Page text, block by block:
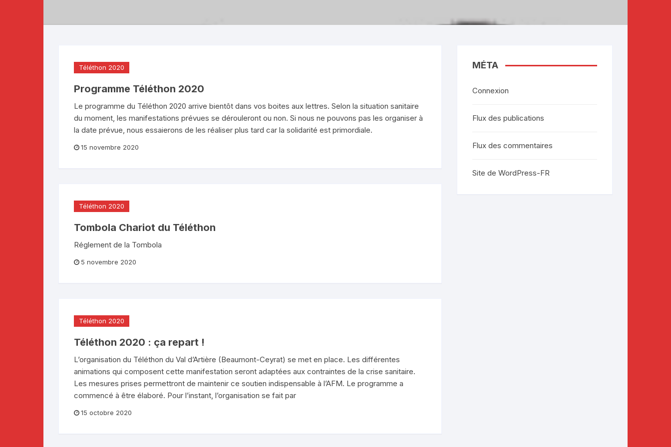
Téléthon 2017
Téléthon 2020
Programme Téléthon 2020
Le programme du Téléthon 2020 arrive bientôt dans vos boites aux lettres. Selon la situation sanitaire
du moment, les manifestations prévues se dérouleront ou non. Si nous ne pouvons pas les organiser à
la date prévue, nous essaierons de les réaliser plus tard car la solidarité est primordiale.
15 novembre 2020
Téléthon 2020
Tombola Chariot du Téléthon
Réglement de la Tombola
5 novembre 2020
Téléthon 2020
Téléthon 2020 : ça repart !
L’organisation du Téléthon du Val d’Artière (Beaumont-Ceyrat) se met en place. Les différentes
animations qui composent cette manifestation seront adaptées aux contraintes de la crise sanitaire.
Les mesures prises permettront de maintenir ce soutien indispensable à l’AFM. Le programme a
commencé à être élaboré. Pour l’instant, l’organisation se fait par
15 octobre 2020
MÉTA
Connexion
Flux des publications
Flux des commentaires
Site de WordPress-FR